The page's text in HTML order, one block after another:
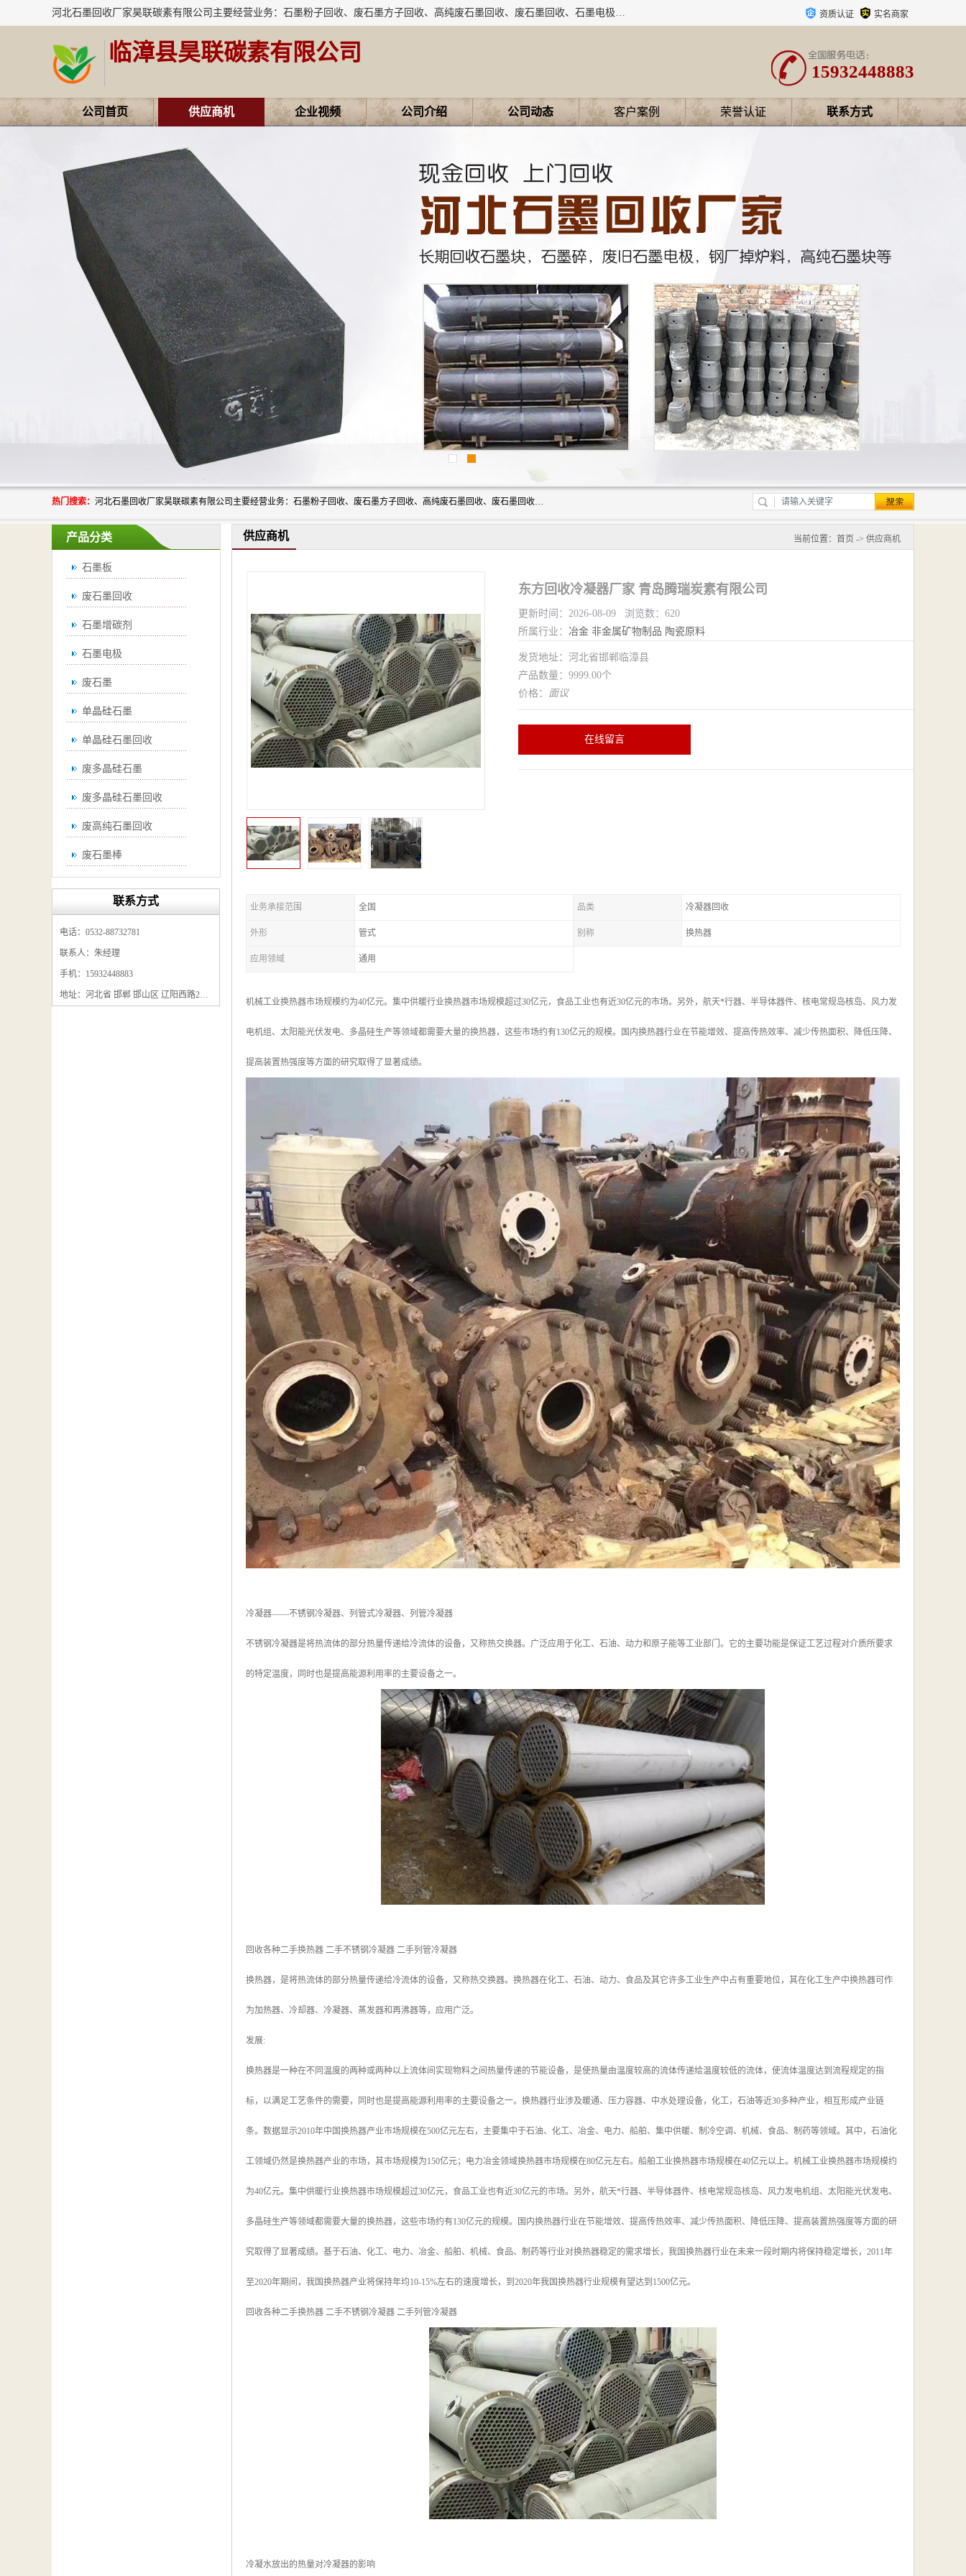
河北石墨回收厂家昊联碳素有限公司主要经营业务：石墨粉子回收、废石墨方子回收、高纯废石墨回收、废石墨回收、石墨电极回收、废石墨板回收、石墨增碳剂、单晶硅石墨、单晶硅石墨回收、废多晶硅石墨、废多晶硅石墨回收、废高纯石墨回收、废石墨、废石墨棒、废石墨棒回收、废石墨换热器回收、高纯石墨回收、石墨粉回收、石墨换热器回收、石墨纸回收、回收石墨板、回收石墨电极、石墨板回收、石墨回收。 资质认证 实名商家
临漳县昊联碳素有限公司
15932448883
公司首页 供应商机 企业视频 公司介绍 公司动态 客户案例 荣誉认证 联系方式
热门搜索： 河北石墨回收厂家昊联碳素有限公司主要经营业务：石墨粉子回收、废石墨方子回收、高纯废石墨回收、废石墨回收、石墨电极回收、废石墨板回收、石墨增碳剂、单晶硅石墨、单晶硅石墨回收、废多晶硅石墨、废多晶硅石墨回收、废高纯石墨回收、废石墨、废石墨棒、废石墨棒回收、废石墨换热器回收、高纯石墨回收、石墨粉回收、石墨换热器回收、石墨纸回收、回收石墨板、回收石墨电极、石墨板回收、石墨回收。
产品分类
石墨板
废石墨回收
石墨增碳剂
石墨电极
废石墨
单晶硅石墨
单晶硅石墨回收
废多晶硅石墨
废多晶硅石墨回收
废高纯石墨回收
废石墨棒
废石墨换热器回收
石墨粉回收
石墨换热器回收
联系方式
电话：0532-88732781
联系人：朱经理
手机：15932448883
地址：河北省 邯郸 邯山区 辽阳西路295号
供应商机 当前位置： 首页 -> 供应商机
东方回收冷凝器厂家 青岛腾瑞炭素有限公司
更新时间：2026-08-09 浏览数：620
所属行业： 冶金 非金属矿物制品 陶瓷原料
发货地址：河北省邯郸临漳县
产品数量：9999.00个
价格： 面议
在线留言
业务承接范围 全国 品类 冷凝器回收
外形 管式 别称 换热器
应用领域 通用
机械工业换热器市场规模约为40亿元。集中供暖行业换热器市场规模超过30亿元，食品工业也有近30亿元的市场。另外，航天*行器、半导体器件、核电常规岛核岛、风力发
电机组、太阳能光伏发电、多晶硅生产等领域都需要大量的换热器，这些市场约有130亿元的规模。国内换热器行业在节能增效、提高传热效率、减少传热面积、降低压降、
提高装置热强度等方面的研究取得了显著成绩。
冷凝器——不锈钢冷凝器、列管式冷凝器、列管冷凝器
不锈钢冷凝器是将热流体的部分热量传递给冷流体的设备，又称热交换器。广泛应用于化工、石油、动力和原子能等工业部门。它的主要功能是保证工艺过程对介质所要求
的特定温度，同时也是提高能源利用率的主要设备之一。
回收各种二手换热器 二手不锈钢冷凝器 二手列管冷凝器
换热器，是将热流体的部分热量传递给冷流体的设备，又称热交换器。换热器在化工、石油、动力、食品及其它许多工业生产中占有重要地位，其在化工生产中换热器可作
为加热器、冷却器、冷凝器、蒸发器和再沸器等，应用广泛。
发展:
换热器是一种在不同温度的两种或两种以上流体间实现物料之间热量传递的节能设备，是使热量由温度较高的流体传递给温度较低的流体，使流体温度达到流程规定的指
标，以满足工艺条件的需要，同时也是提高能源利用率的主要设备之一。换热器行业涉及暖通、压力容器、中水处理设备，化工，石油等近30多种产业，相互形成产业链
条。数据显示2010年中国换热器产业市场规模在500亿元左右，主要集中于石油、化工、冶金、电力、船舶、集中供暖、制冷空调、机械、食品、制药等领域。其中，石油化
工领域仍然是换热器产业的市场，其市场规模为150亿元；电力冶金领域换热器市场规模在80亿元左右。船舶工业换热器市场规模在40亿元以上。机械工业换热器市场规模约
为40亿元。集中供暖行业换热器市场规模超过30亿元，食品工业也有近30亿元的市场。另外，航天*行器、半导体器件、核电常规岛核岛、风力发电机组、太阳能光伏发电、
多晶硅生产等领域都需要大量的换热器，这些市场约有130亿元的规模。国内换热器行业在节能增效、提高传热效率、减少传热面积、降低压降、提高装置热强度等方面的研
究取得了显著成绩。基于石油、化工、电力、冶金、船舶、机械、食品、制药等行业对换热器稳定的需求增长，我国换热器行业在未来一段时期内将保持稳定增长，2011年
至2020年期间，我国换热器产业将保持年均10-15%左右的速度增长，到2020年我国换热器行业规模有望达到1500亿元。
回收各种二手换热器 二手不锈钢冷凝器 二手列管冷凝器
冷凝水放出的热量对冷凝器的影响